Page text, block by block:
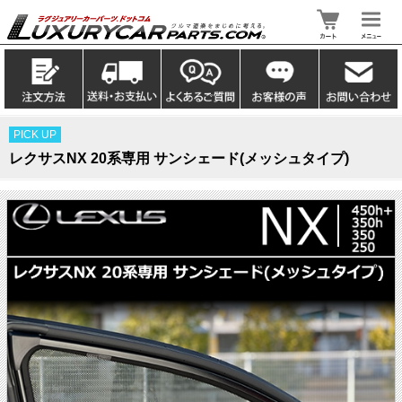
PICK UP
レクサスNX 20系専用 サンシェード(メッシュタイプ)